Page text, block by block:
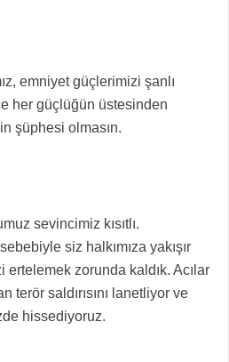
emniyet güçlerimizi şanlı
her güçlüğün üstesinden
şüphesi olmasın.
sevincimiz kısıtlı.
siz halkımıza yakışır
zorunda kaldık. Acılar
terör saldırısını lanetliyor ve
hissediyoruz.